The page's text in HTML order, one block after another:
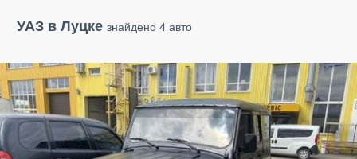
УАЗ в Луцке знайдено 4 авто